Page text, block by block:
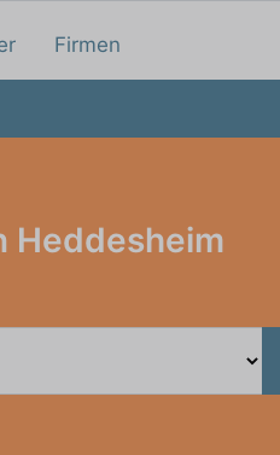
Firmen
Heddesheim